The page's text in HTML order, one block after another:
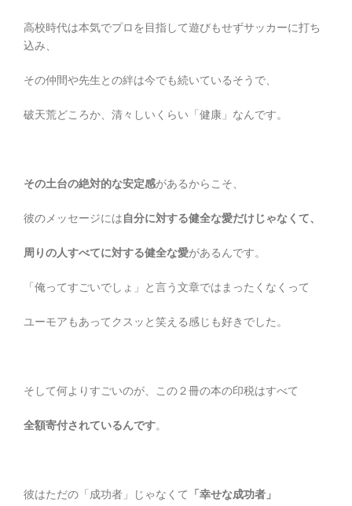
高校時代は本気でプロを目指して遊びもせずサッカーに打ち
込み、
その仲間や先生との絆は今でも続いているそうで、
破天荒どころか、清々しいくらい「健康」なんです。
その土台の絶対的な安定感があるからこそ、
彼のメッセージには自分に対する健全な愛だけじゃなくて、
周りの人すべてに対する健全な愛があるんです。
「俺ってすごいでしょ」と言う文章ではまったくなくって
ユーモアもあってクスッと笑える感じも好きでした。
そして何よりすごいのが、この２冊の本の印税はすべて
全額寄付されているんです。
彼はただの「成功者」じゃなくて 「幸せな成功者」